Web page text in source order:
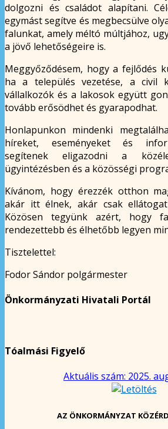
dolgozni és családot alapítani.
egymást segítve és megbecsülve
falunkat, amely méltó múltjához,
a jövő lehetőségeire is.
Meggyőződésem, hogy a fejlődés
ha a település vezetése, a civil
vállalkozók és a lakosok együtt
tovább erősödhet és gyarapodhat.
Honlapunkon mindenki
híreket, eseményeket és
segítenek eligazodni a
ügyintézésben és a közösségi
Kívánom, hogy érezzék otthon
akár itt élnek, akár csak
Közösen tegyünk azért, hogy
rendezettebb és élhetőbb legyen
Tisztelettel:
Fodor Sándor polgármester
Önkormányzati Hivatali Portál
Tóalmási Figyelő
Aktuális szám: 2025.
AZ ÖNKORMÁNYZAT